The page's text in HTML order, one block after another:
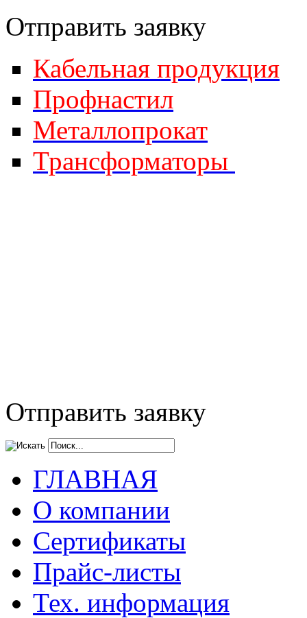
Отправить заявку
Кабельная продукция
Профнастил
Металлопрокат
Трансформаторы
Отправить заявку
ГЛАВНАЯ
О компании
Сертификаты
Прайс-листы
Тех. информация